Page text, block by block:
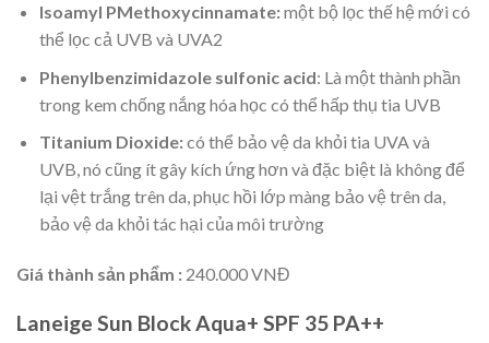
Isoamyl PMethoxycinnamate:một bộ lọc thế hệ mới có
thể lọc cả UVB và UVA2
Phenylbenzimidazole sulfonic acid: Là một thành phần
trong kem chống nắng hóa học có thể hấp thụ tia UVB
Titanium Dioxide:có thể bảo vệ da khỏi tia UVA và
UVB, nó cũng ít gây kích ứng hơn và đặc biệt là không để
lại vệt trắng trên da, phục hồi lớp màng bảo vệ trên da,
bảo vệ da khỏi tác hại của môi trường
Giá thành sản phẩm : 240.000 VNĐ
Laneige Sun Block Aqua+ SPF 35 PA++